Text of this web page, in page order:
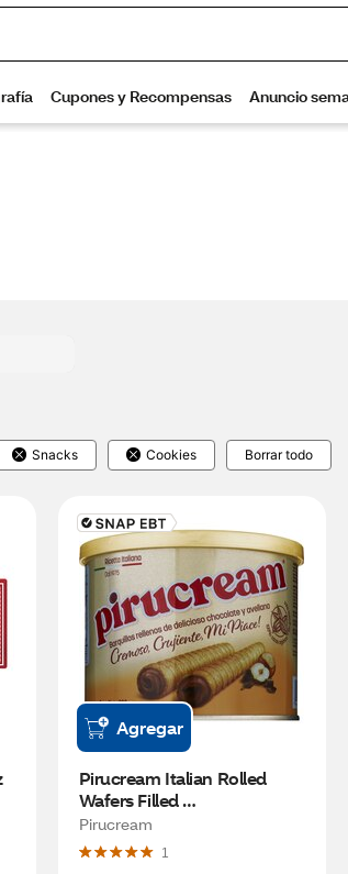
Snacks Cookies Borrar todo
Agregar
Pirucream Italian Rolled
Wafers Filled
w/Chocolate&Hazelnut
Pirucream
1